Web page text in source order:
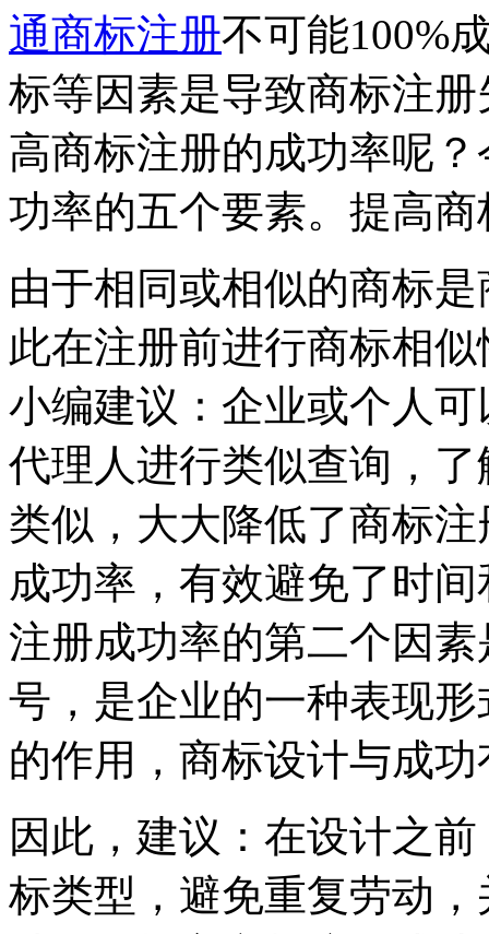
通商标注册不可能100%
标等因素是导致商标注
高商标注册的成功率呢
功率的五个要素。提高
由于相同或相似的商标
此在注册前进行商标相
小编建议：企业或个人
代理人进行类似查询，
类似，大大降低了商标
成功率，有效避免了时
注册成功率的第二个因
号，是企业的一种表现
的作用，商标设计与成
因此，建议：在设计之
标类型，避免重复劳动